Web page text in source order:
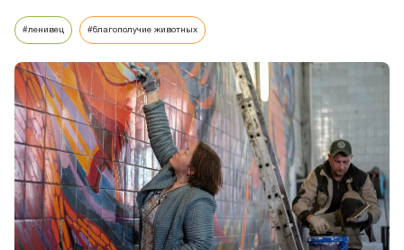
#ленивец #благополучие животных